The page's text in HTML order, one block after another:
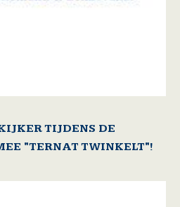
TIJDENS DE
"TERNAT TWINKELT"!